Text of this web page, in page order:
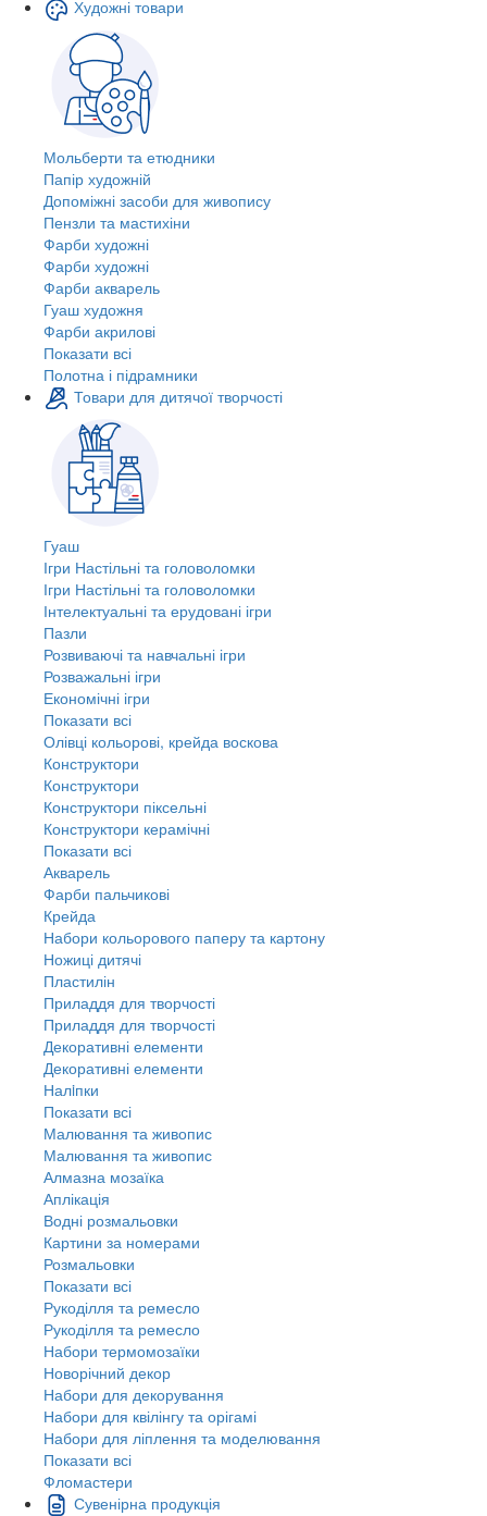
Художні товари
Мольберти та етюдники
Папір художній
Допоміжні засоби для живопису
Пензли та мастихіни
Фарби художні
Фарби художні
Фарби акварель
Гуаш художня
Фарби акрилові
Показати всі
Полотна і підрамники
Товари для дитячої творчості
Гуаш
Ігри Настільні та головоломки
Ігри Настільні та головоломки
Інтелектуальні та ерудовані ігри
Пазли
Розвиваючі та навчальні ігри
Розважальні ігри
Економічні ігри
Показати всі
Олівці кольорові, крейда воскова
Конструктори
Конструктори
Конструктори піксельні
Конструктори керамічні
Показати всі
Акварель
Фарби пальчикові
Крейда
Набори кольорового паперу та картону
Ножиці дитячі
Пластилін
Приладдя для творчості
Приладдя для творчості
Декоративні елементи
Декоративні елементи
Налiпки
Показати всі
Малювання та живопис
Малювання та живопис
Алмазна мозаїка
Аплікація
Водні розмальовки
Картини за номерами
Розмальовки
Показати всі
Рукоділля та ремесло
Рукоділля та ремесло
Набори термомозаїки
Новорічний декор
Набори для декорування
Набори для квілінгу та орігамі
Набори для ліплення та моделювання
Показати всі
Фломастери
Сувенірна продукція